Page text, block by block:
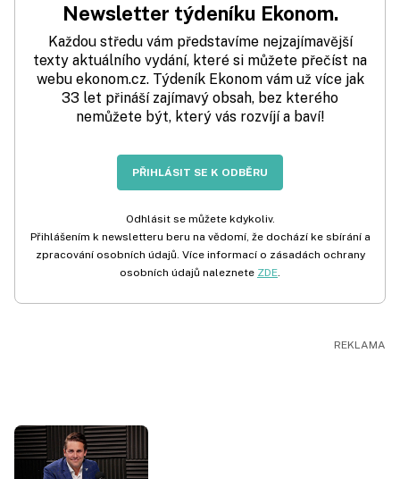
Newsletter týdeníku Ekonom.
Každou středu vám představíme nejzajímavější
texty aktuálního vydání, které si můžete přečíst na
webu ekonom.cz. Týdeník Ekonom vám už více jak
33 let přináší zajímavý obsah, bez kterého
nemůžete být, který vás rozvíjí a baví!
PŘIHLÁSIT SE K ODBĚRU
Odhlásit se můžete kdykoliv.
Přihlášením k newsletteru beru na vědomí, že dochází ke sbírání a
zpracování osobních údajů. Více informací o zásadách ochrany
osobních údajů naleznete ZDE.